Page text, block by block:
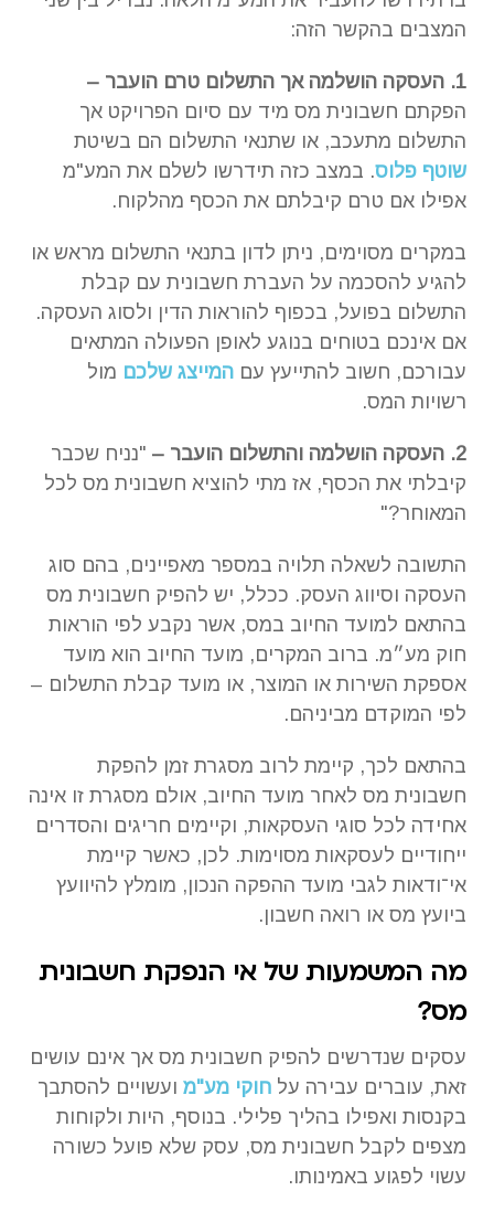
המצבים בהקשר הזה:
1. העסקה הושלמה אך התשלום טרם הועבר –
הפקתם חשבונית מס מיד עם סיום הפרויקט אך
התשלום מתעכב, או שתנאי התשלום הם בשיטת
שוטף פלוס. במצב כזה תידרשו לשלם את המע"מ
אפילו אם טרם קיבלתם את הכסף מהלקוח.
במקרים מסוימים, ניתן לדון בתנאי התשלום מראש או
להגיע להסכמה על העברת חשבונית עם קבלת
התשלום בפועל, בכפוף להוראות הדין ולסוג העסקה.
אם אינכם בטוחים בנוגע לאופן הפעולה המתאים
עבורכם, חשוב להתייעץ עם המייצג שלכם מול
רשויות המס.
2. העסקה הושלמה והתשלום הועבר –
"נניח שכבר
קיבלתי את הכסף, אז מתי להוציא חשבונית מס לכל
המאוחר?"
התשובה לשאלה תלויה במספר מאפיינים, בהם סוג
העסקה וסיווג העסק. ככלל, יש להפיק חשבונית מס
בהתאם למועד החיוב במס, אשר נקבע לפי הוראות
חוק מע״מ. ברוב המקרים, מועד החיוב הוא מועד
אספקת השירות או המוצר, או מועד קבלת התשלום –
לפי המוקדם מביניהם.
בהתאם לכך, קיימת לרוב מסגרת זמן להפקת
חשבונית מס לאחר מועד החיוב, אולם מסגרת זו אינה
אחידה לכל סוגי העסקאות, וקיימים חריגים והסדרים
ייחודיים לעסקאות מסוימות. לכן, כאשר קיימת
אי־ודאות לגבי מועד ההפקה הנכון, מומלץ להיוועץ
ביועץ מס או רואה חשבון.
מה המשמעות של אי הנפקת חשבונית
מס?
עסקים שנדרשים להפיק חשבונית מס אך אינם עושים
זאת, עוברים עבירה על חוקי מע"מ ועשויים להסתבך
בקנסות ואפילו בהליך פלילי. בנוסף, היות ולקוחות
מצפים לקבל חשבונית מס, עסק שלא פועל כשורה
עשוי לפגוע באמינותו.